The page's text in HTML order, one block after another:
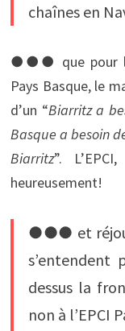
chaînes en
●●● que pour
Pays Basque, le
d’un “Biarritz a
Basque a besoin
Biarritz”.
heureusement!
●●● et réjoui
s’entendent
dessus la
non à l’EPCI